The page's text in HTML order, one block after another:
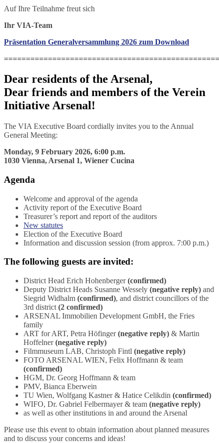
Auf Ihre Teilnahme freut sich
Ihr VIA-Team
Präsentation Generalversammlung 2026 zum Download
Dear residents of the Arsenal,
Dear friends and members of the Verein
Initiative Arsenal!
The VIA Executive Board cordially invites you to the Annual
General Meeting:
Monday, 9 February 2026, 6:00 p.m.
1030 Vienna, Arsenal 1, Wiener Cucina
Agenda
Welcome and approval of the agenda
Activity report of the Executive Board
Treasurer’s report and report of the auditors
New statutes
Election of the Executive Board
Information and discussion session (from approx. 7:00 p.m.)
The following guests are invited:
District Head Erich Hohenberger(confirmed)
Deputy District Heads Susanne Wessely (negative reply) and
Siegrid Widhalm (confirmed), and district councillors of the
3rd district (2 confirmed)
ARSENAL Immobilien Development GmbH, the Fries
family
ART for ART, Petra Höfinger(negative reply) & Martin
Hoffelner(negative reply)
Filmmuseum LAB, Christoph Fintl (negative reply)
FOTO ARSENAL WIEN, Felix Hoffmann & team
(confirmed)
HGM, Dr. Georg Hoffmann & team
PMV, Bianca Eberwein
TU Wien, Wolfgang Kastner & Hatice Celikdin (confirmed)
WIFO, Dr. Gabriel Felbermayer & team (negative reply)
as well as other institutions in and around the Arsenal
Please use this event to obtain information about planned measures
and to discuss your concerns and ideas!